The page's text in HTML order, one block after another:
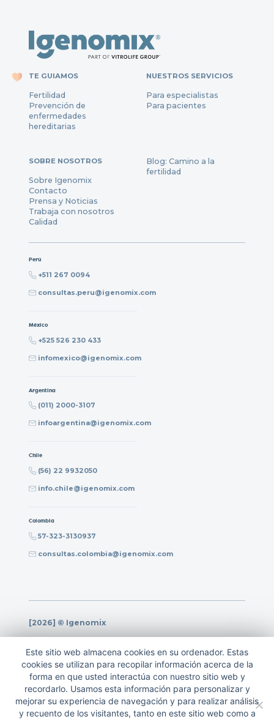
TE GUIAMOS
Fertilidad
Prevención de
enfermedades
hereditarias
NUESTROS SERVICIOS
Para especialistas
Para pacientes
SOBRE NOSOTROS
Sobre Igenomix
Contacto
Prensa y Noticias
Trabaja con nosotros
Calidad
Blog: Camino a la
fertilidad
Perú
+511 267 0094
consultas.peru@igenomix.com
México
+525 526 230 433
infomexico@igenomix.com
Argentina
(011) 2000-3107
infoargentina@igenomix.com
Chile
(56) 22 9932050
info.chile@igenomix.com
Colombia
57-323-3130937
consultas.colombia@igenomix.com
[2026] © Igenomix
Política de calidad
Nota legal
Política de cookies
Este sitio web almacena cookies en su ordenador. Estas
cookies se utilizan para recopilar información acerca de la
forma en que usted interactúa con nuestro sitio web y
recordarlo. Usamos esta información para personalizar y
mejorar su experiencia de navegación y para realizar análisis
y recuento de los visitantes, tanto en este sitio web como a